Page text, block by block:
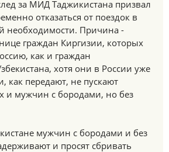
за МИД Таджикистана призвал
отказаться от поездок в
необходимости. Причина -
граждан Киргизии, которых
как и граждан
хотя они в России уже
как передают, не пускают
и мужчин с бородами, но без
мужчин с бородами и без
и просят сбривать